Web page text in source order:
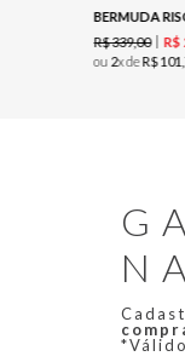
BERMUDA
R$339,00 R$
ou 2x deR$101 ,